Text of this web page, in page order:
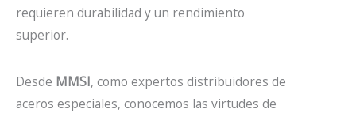
requieren durabilidad y un rendimiento
superior.
Desde MMSI, como expertos distribuidores de
aceros especiales, conocemos las virtudes de